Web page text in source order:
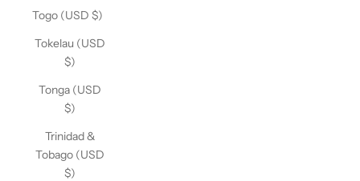
Togo (USD $)
Tokelau (USD
$)
Tonga (USD
$)
Trinidad &
Tobago (USD
$)